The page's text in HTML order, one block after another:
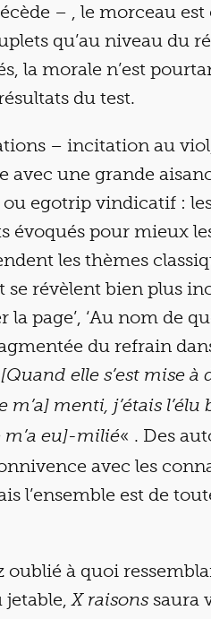
– , le morceau
qu’au niveau du
la morale n’est
du test.
– incitation au
avec une grande
egotrip vindicatif :
évoqués pour mieux
les thèmes
et se révèlent bien plus
page’, ‘Au nom de
du refrain
[Quand elle s’est mise à
m’a] menti, j’étais
m’a eu]-milié« . Des
avec les
l’ensemble est de
oublié à quoi
jetable,X raisons saura